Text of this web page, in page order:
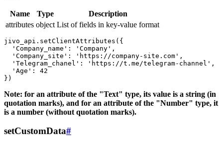
Name Type
Description
attributes object List of fields in key-value format
jivo_api.setClientAttributes({
  'Company_name': 'Company',
  'Company_site': 'https://company-site.com',
  'Telegram_chanel': 'https://t.me/telegram-channel',
  'Age': 42
Note: for an attribute of the "Text" type, its value is a string (in
quotation marks), and for an attribute of the "Number" type, it
is a number (without quotation marks).
setCustomData#